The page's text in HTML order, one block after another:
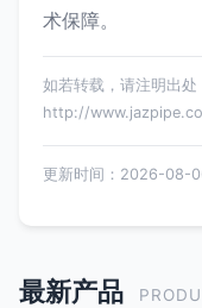
术保障。
如若转载，请注明出处
http://
更新时间：2026-08-
最新产品